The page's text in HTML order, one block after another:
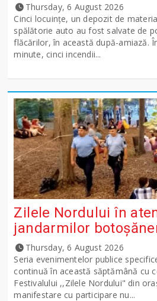
Thursday, 6 August 2026
Cinci locuințe, un depozit de
spălătorie auto au fost salvate de
flăcărilor, în această după-amiază.
minute, cinci incendii...
Zilele Nordului în
jandarmilor
Thursday, 6 August 2026
Seria evenimentelor publice
continuă în această săptămână cu
Festivalului ,,Zilele Nordului" din
manifestare cu participare nu...